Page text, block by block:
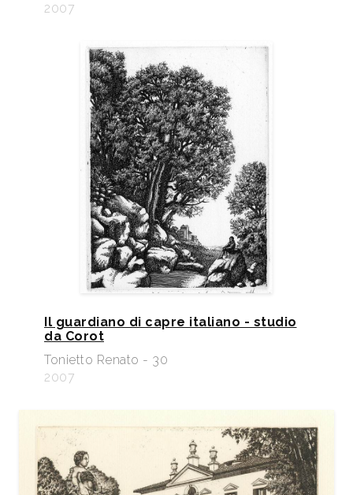
2007
Il guardiano di capre italiano - studio
da Corot
Tonietto Renato - 30
2007